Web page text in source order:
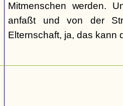
Mitmenschen werden.
anfaßt und von der
Elternschaft, ja, das kann